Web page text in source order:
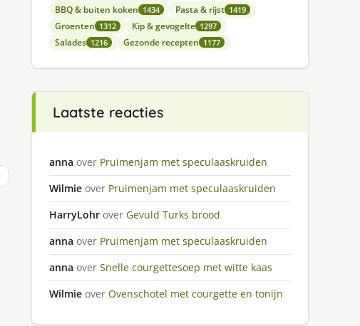
BBQ & buiten koken 1434 Pasta & rijst 1419
Groenten 1312 Kip & gevogelte 1297
Salades 1216 Gezonde recepten 1177
Laatste reacties
anna over Pruimenjam met speculaaskruiden
Wilmie over Pruimenjam met speculaaskruiden
HarryLohr over Gevuld Turks brood
anna over Pruimenjam met speculaaskruiden
anna over Snelle courgettesoep met witte kaas
Wilmie over Ovenschotel met courgette en tonijn